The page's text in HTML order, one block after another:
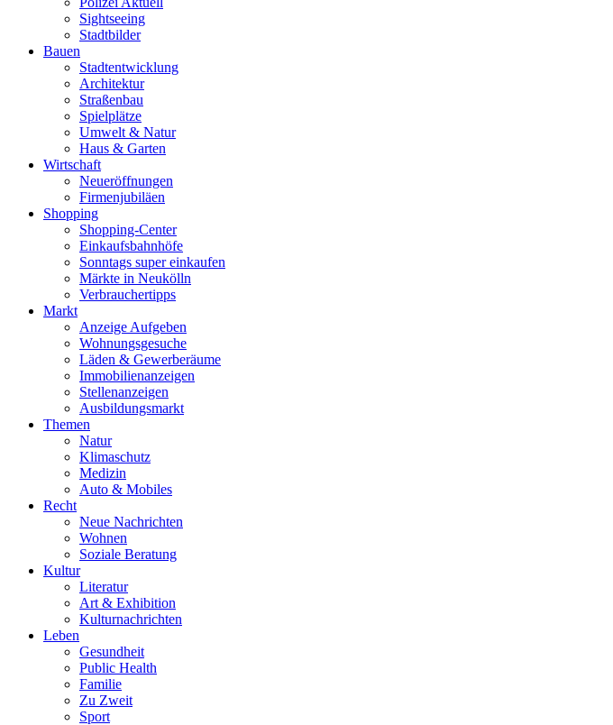
Sightseeing
Stadtbilder
Bauen
Stadtentwicklung
Architektur
Straßenbau
Spielplätze
Umwelt & Natur
Haus & Garten
Wirtschaft
Neueröffnungen
Firmenjubiläen
Shopping
Shopping-Center
Einkaufsbahnhöfe
Sonntags super einkaufen
Märkte in Neukölln
Verbrauchertipps
Markt
Anzeige Aufgeben
Wohnungsgesuche
Läden & Gewerberäume
Immobilienanzeigen
Stellenanzeigen
Ausbildungsmarkt
Themen
Natur
Klimaschutz
Medizin
Auto & Mobiles
Recht
Neue Nachrichten
Wohnen
Soziale Beratung
Kultur
Literatur
Art & Exhibition
Kulturnachrichten
Leben
Gesundheit
Public Health
Familie
Zu Zweit
Sport